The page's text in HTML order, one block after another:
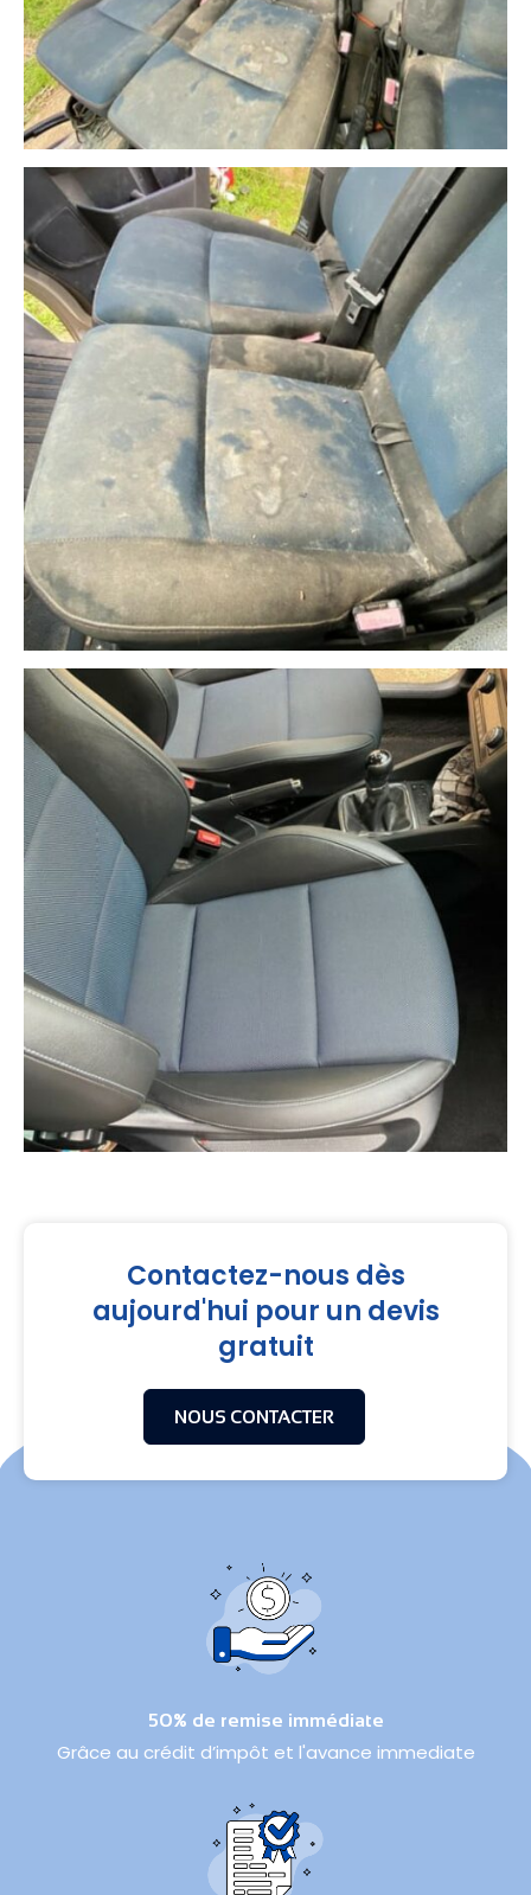
Contactez-nous dès
aujourd'hui pour un devis
gratuit
NOUS CONTACTER
50% de remise immédiate
Grâce au crédit d’impôt et l'avance immediate